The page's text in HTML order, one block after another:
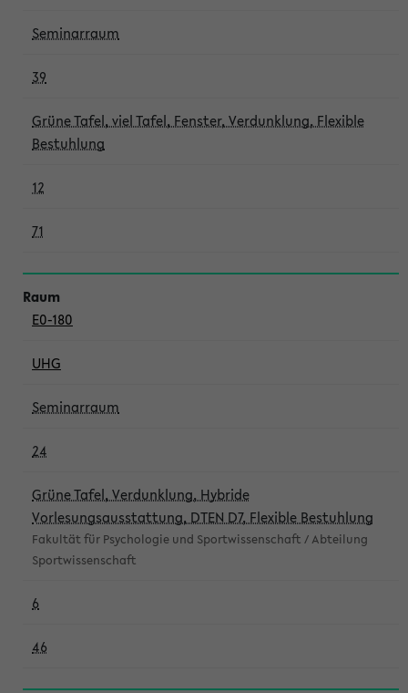
Seminarraum
39
Grüne Tafel, viel Tafel, Fenster, Verdunklung, Flexible
Bestuhlung
12
71
E0-180
UHG
Seminarraum
24
Grüne Tafel, Verdunklung, Hybride
Vorlesungsausstattung, DTEN D7, Flexible Bestuhlung
Fakultät für Psychologie und Sportwissenschaft / Abteilung
Sportwissenschaft
6
46